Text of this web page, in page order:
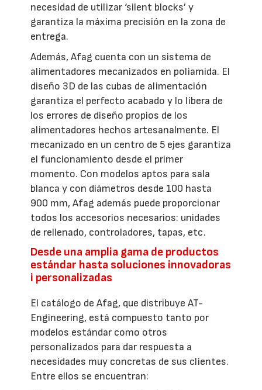
necesidad de utilizar ‘silent blocks’ y
garantiza la máxima precisión en la zona de
entrega.
Además, Afag cuenta con un sistema de
alimentadores mecanizados en poliamida. El
diseño 3D de las cubas de alimentación
garantiza el perfecto acabado y lo libera de
los errores de diseño propios de los
alimentadores hechos artesanalmente. El
mecanizado en un centro de 5 ejes garantiza
el funcionamiento desde el primer
momento. Con modelos aptos para sala
blanca y con diámetros desde 100 hasta
900 mm, Afag además puede proporcionar
todos los accesorios necesarios: unidades
de rellenado, controladores, tapas, etc.
Desde una amplia gama de productos
estándar hasta soluciones innovadoras
i personalizadas
El catálogo de Afag, que distribuye AT-
Engineering, está compuesto tanto por
modelos estándar como otros
personalizados para dar respuesta a
necesidades muy concretas de sus clientes.
Entre ellos se encuentran: